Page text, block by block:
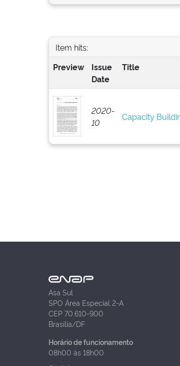
Item hits:
Preview
Issue
Date
Title
2020-
10
Capacity
Asa Sul
SPO Área Especial 2-A
CEP 70.610-900
Brasília/DF
Horário de funcionamento
08h00 às 18h00